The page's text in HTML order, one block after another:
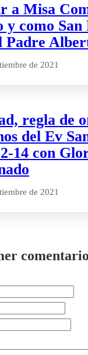
a Misa
y como San
Padre
de 2021
regla de
del Ev
14 con
de 2021
comentario